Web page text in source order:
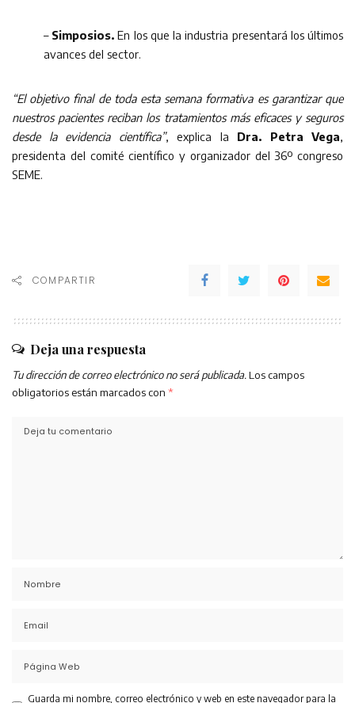
–Simposios. En los que la industria presentará los últimos
avances del sector.
“El objetivo final de toda esta semana formativa es garantizar que
nuestros pacientes reciban los tratamientos más eficaces y seguros
desde la evidencia científica”, explica la Dra. Petra Vega,
presidenta del comité científico y organizador del 36º congreso
SEME.
COMPARTIR
Deja una respuesta
Tu dirección de correo electrónico no será publicada. Los campos
obligatorios están marcados con *
Guarda mi nombre, correo electrónico y web en este navegador para la